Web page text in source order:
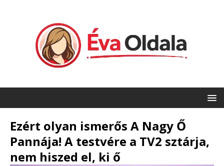
Ezért olyan ismerős A Nagy Ő
Pannája! A testvére a TV2 sztárja,
nem hiszed el, ki ő